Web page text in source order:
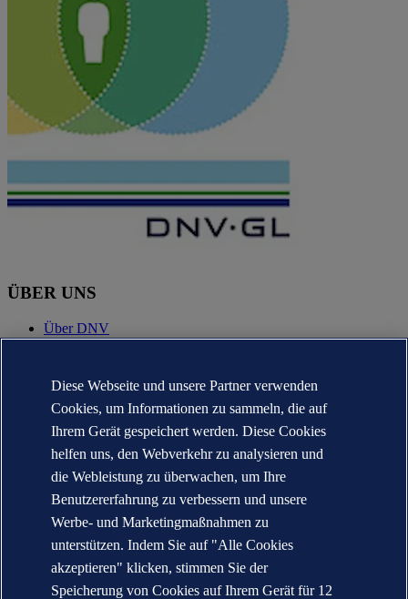
ÜBER UNS
Über DNV
Karriere
KONTAKT
Kontakt per E-Mail
DNV in Ihrer Nähe
Presse & Medien
Veracity.com
Impressum und Datenschutzerklärung
Nutzungsbedingungen
AGB
Copyright © DNV AS 2026
Cookie-Informationen
Diese Webseite und unsere Partner verwenden
Cookies, um Informationen zu sammeln, die auf
Ihrem Gerät gespeichert werden. Diese Cookies
helfen uns, den Webverkehr zu analysieren und
die Webleistung zu überwachen, um Ihre
Benutzererfahrung zu verbessern und unsere
Werbe- und Marketingmaßnahmen zu
unterstützen. Indem Sie auf "Alle Cookies
akzeptieren" klicken, stimmen Sie der
Speicherung von Cookies auf Ihrem Gerät für 12